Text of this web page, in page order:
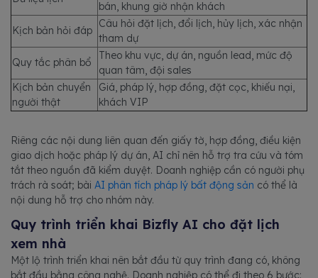
bán, khung giờ nhận khách
Kịch bản hỏi đáp
Câu hỏi đặt lịch, đổi lịch, hủy lịch, xác nhận
tham dự
Quy tắc phân bổ
Theo khu vực, dự án, nguồn lead, mức độ
quan tâm, đội sales
Kịch bản chuyển
người thật
Giá, pháp lý, hợp đồng, đặt cọc, khiếu nại,
khách VIP
Riêng các nội dung liên quan đến giấy tờ, hợp đồng, điều kiện
giao dịch hoặc pháp lý dự án, AI chỉ nên hỗ trợ tra cứu và tóm
tắt theo nguồn đã kiểm duyệt. Doanh nghiệp cần có người phụ
trách rà soát; bài AI phân tích pháp lý bất động sản có thể là
nội dung hỗ trợ cho nhóm này.
Quy trình triển khai Bizfly AI cho đặt lịch
xem nhà
Một lộ trình triển khai nên bắt đầu từ quy trình đang có, không
bắt đầu bằng công nghệ. Doanh nghiệp có thể đi theo 6 bước: